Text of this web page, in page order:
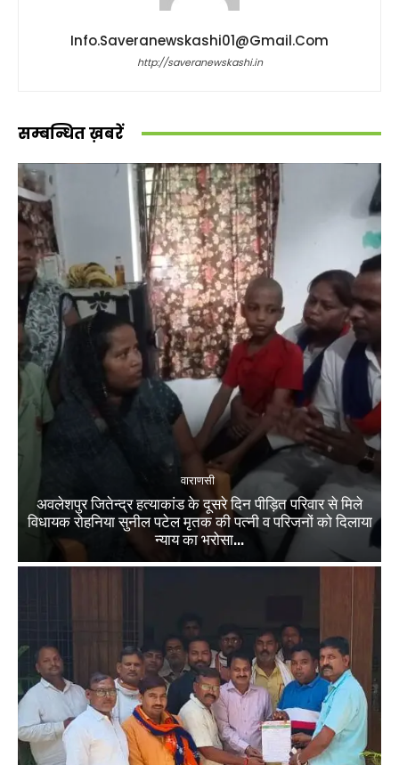
Info.saveranewskashi01@gmail.com
http://saveranewskashi.in
सम्बन्धित ख़बरें
वाराणसी
अवलेशपुर जितेन्द्र हत्याकांड के दूसरे दिन पीड़ित परिवार से मिले
विधायक रोहनिया सुनील पटेल मृतक की पत्नी व परिजनों को दिलाया
न्याय का भरोसा...